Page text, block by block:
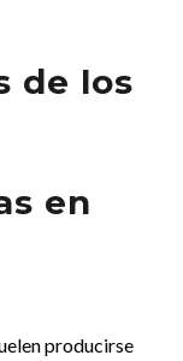
de los
en
producirse